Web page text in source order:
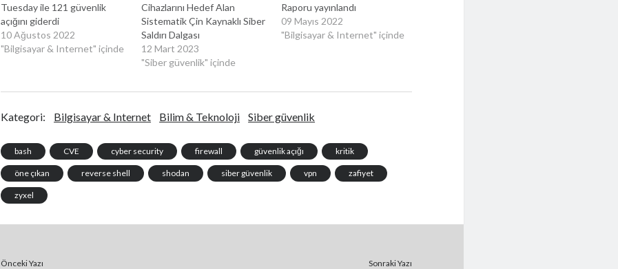
Tuesday ile 121 güvenlik
açığını giderdi
10 Ağustos 2022
"Bilgisayar & Internet" içinde
Cihazlarını Hedef Alan
Sistematik Çin Kaynaklı Siber
Saldırı Dalgası
12 Mart 2023
"Siber güvenlik" içinde
Raporu yayınlandı
09 Mayıs 2022
"Bilgisayar & Internet" içinde
Kategori: Bilgisayar & Internet Bilim & Teknoloji Siber güvenlik
bash CVE cyber security firewall güvenlik açığı kritik
öne çıkan reverse shell shodan siber güvenlik vpn zafiyet
zyxel
Önceki Yazı Sonraki Yazı